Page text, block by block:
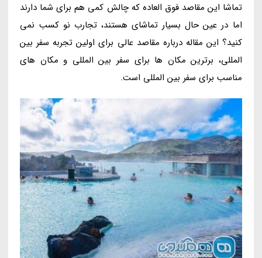
تماشا این مقاصد فوق العاده که چالش کمی هم برای شما دارند
اما در عین حال بسیار تماشای هستند، تجارب نو کسب نمی
کنید؟ این مقاله درباره مقاصد عالی برای اولین تجربه سفر بین
المللی، برترین مکان ها برای سفر بین المللی و مکان های
مناسب برای سفر بین المللی است.